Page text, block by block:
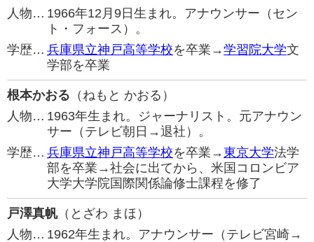
人物… 1966年12月9日生まれ。アナウンサー（セン
ト・フォース）。
学歴… 兵庫県立神戸高等学校を卒業→学習院大学文
学部を卒業
根本かおる （ねもと かおる）
人物… 1963年生まれ。ジャーナリスト。元アナウン
サー（テレビ朝日→退社）。
学歴… 兵庫県立神戸高等学校を卒業→東京大学法学
部を卒業→社会に出てから、米国コロンビア
大学大学院国際関係論修士課程を修了
戸澤真帆（とざわ まほ）
人物… 1962年生まれ。アナウンサー（テレビ宮崎→